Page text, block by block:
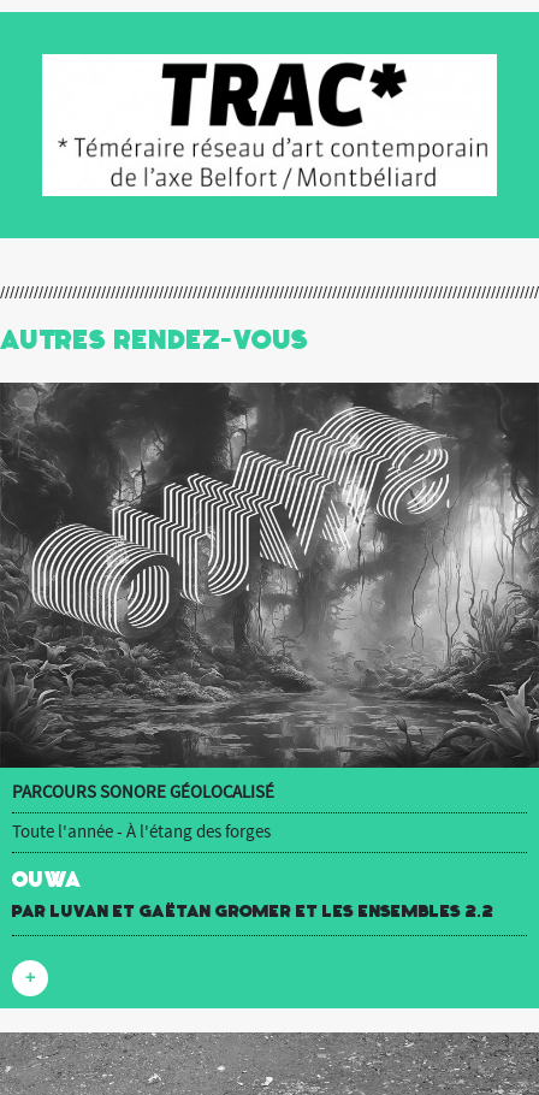
Autres Rendez-Vous
PARCOURS SONORE GÉOLOCALISÉ
Toute l'année - À l'étang des forges
OUWA
par luvan et Gaëtan Gromer et Les Ensembles 2.2
+